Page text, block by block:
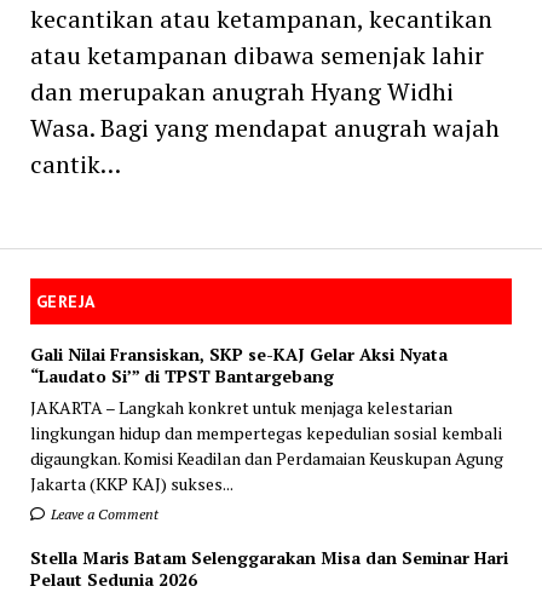
GEREJA
Gali Nilai Fransiskan, SKP se-KAJ Gelar Aksi Nyata
“Laudato Si’” di TPST Bantargebang
JAKARTA – Langkah konkret untuk menjaga kelestarian
lingkungan hidup dan mempertegas kepedulian sosial kembali
digaungkan. Komisi Keadilan dan Perdamaian Keuskupan Agung
Jakarta (KKP KAJ) sukses...
Leave a Comment
Stella Maris Batam Selenggarakan Misa dan Seminar Hari
Pelaut Sedunia 2026
kecantikan atau ketampanan, kecantikan
atau ketampanan dibawa semenjak lahir
dan merupakan anugrah Hyang Widhi
Wasa. Bagi yang mendapat anugrah wajah
cantik…